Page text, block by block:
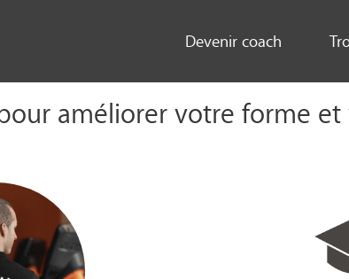
Devenir coach
améliorer votre forme